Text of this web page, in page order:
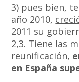
3) pues bien,
año 2010,
2011 su
2,3. Tiene las
reunificación,
en España